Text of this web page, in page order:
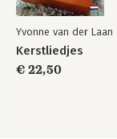
Yvonne van der Laan
Kerstliedjes
€ 22,50